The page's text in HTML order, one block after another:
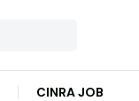
CINRA JOB